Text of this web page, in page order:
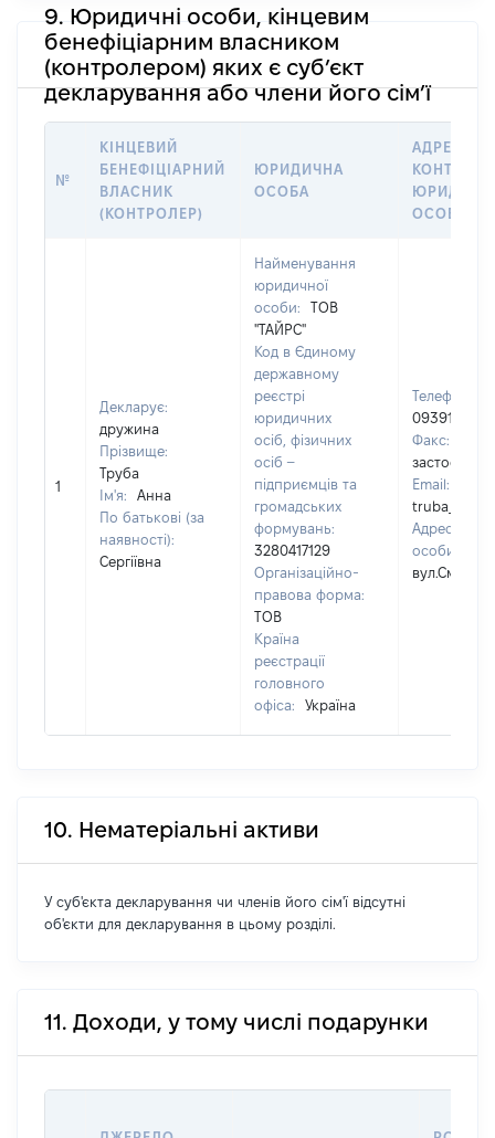
9. Юридичні особи, кінцевим
бенефіціарним власником
(контролером) яких є суб’єкт
декларування або члени його сім’ї
№
КІНЦЕВИЙ
БЕНЕФІЦІАРНИЙ
ВЛАСНИК
(КОНТРОЛЕР)
ЮРИДИЧНА
ОСОБА
АДРЕСА ТА
КОНТАКТИ
ОСОБИ
1
Декларує:
дружина
Прізвище:
Труба
Ім'я:
Анна
По батькові (за
наявності):
Сергіївна
Найменування
юридичної
особи:
ТОВ
"ТАЙРС"
Код в Єдиному
державному
реєстрі
юридичних
осіб, фізичних
осіб –
підприємців та
громадських
формувань:
3280417129
Організаційно-
правова форма:
ТОВ
Країна
реєстрації
головного
офіса:
Україна
Телефон:
0939173788
Факс:
Email:
Адреса
особи:
10. Нематеріальні активи
У суб'єкта декларування чи членів його сім'ї відсутні
об'єкти для декларування в цьому розділі.
11. Доходи, у тому числі подарунки